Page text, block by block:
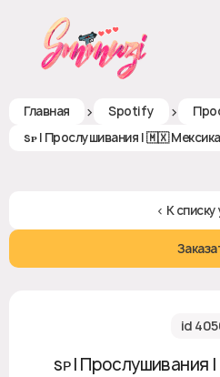
Главная > Spotify >
sᴘ | Прослушивания | 🇲🇽
< К списку
id
sᴘ | Прослушивания